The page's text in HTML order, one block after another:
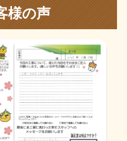
様の声